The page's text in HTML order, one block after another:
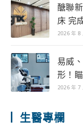
醣聯
床 完
2026 年 8
易威
形！
2026 年 7
生醫專欄